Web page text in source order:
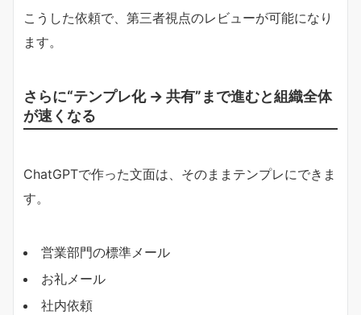
こうした依頼で、第三者視点のレビューが可能になり
ます。
さらに“テンプレ化 → 共有”まで進むと組織全体
が速くなる
ChatGPTで作った文面は、そのままテンプレにできま
す。
営業部門の標準メール
お礼メール
社内依頼